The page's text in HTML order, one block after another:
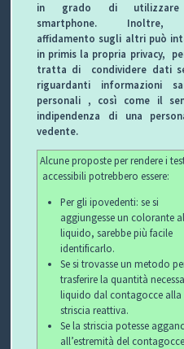
in grado di
smartphone.
affidamento sugli altri può
in primis la propria privacy,
tratta di
condividere dati
riguardanti informazioni
personali , così come il
indipendenza di una
vedente.
Alcune proposte per rendere i
accessibili potrebbero essere:
Per gli ipovedenti: se si
aggiungesse un colorante al
liquido, sarebbe più facile
identificarlo.
Se si trovasse un metodo
trasferire la quantità
liquido dal contagocce alla
striscia reattiva.
Se la striscia potesse
all’estremità del